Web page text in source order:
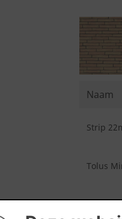
Naam
Strip
Tolus